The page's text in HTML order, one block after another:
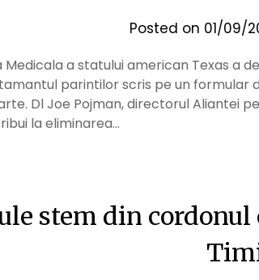
Posted on 01/09/
Medicala a statului american Texas a
parintilor scris pe un formular
Dl Joe Pojman, directorul Aliantei
la eliminarea…
stem din